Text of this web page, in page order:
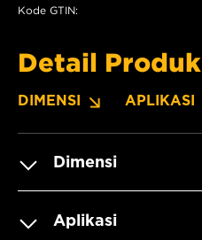
Kode GTIN:
Detail Produk
DIMENSI APLIKASI
Dimensi
Aplikasi